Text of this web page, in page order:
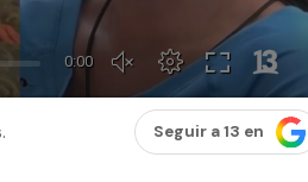
Seguir a 13 en